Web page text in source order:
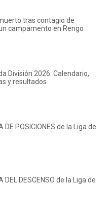
tras contagio de
campamento en Rengo
División 2026: Calendario,
y resultados
DE POSICIONES de la Liga de
DEL DESCENSO de la Liga de